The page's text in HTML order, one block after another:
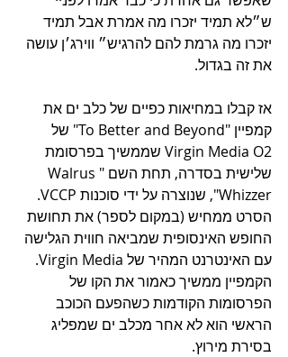
ש״לא תמיד יזכרו מה אמרת אבל תמיד
יזכרו מה גרמת להם להרגיש״ ווירג׳ן עושה
את זה בגדול.
אז קבלו במחיאות כפיים של כלב ים את
קמפיין "To Better and Beyond" של
Virgin Media O2 שממשיך בפרסומת
שלישית בסדרה, תחת השם "Walrus
Whizzer", שנוצרה על ידי סוכנות VCCP.
הסרט ממחיש (במקום לספר) את תחושת
החופש האינסופית שמביאה חווית הגלישה
עם האינטרנט המהיר של Virgin Media.
הקמפיין ממשיך כאמור את הקו של
הפרסומות הקודמות כשהפעם הכוכב
הראשי הוא לא אחר מכלב ים שמפליג
בסירת מירוץ.